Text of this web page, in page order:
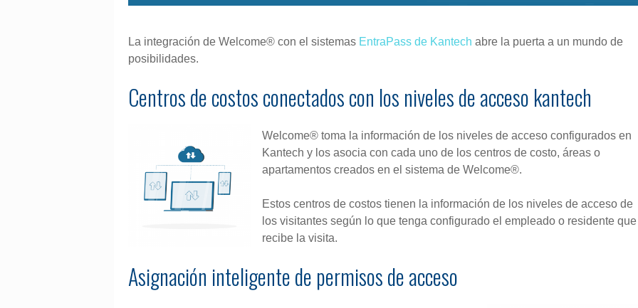
La integración de Welcome® con el sistemas EntraPass de Kantech abre la puerta a un mundo de
posibilidades.
Centros de costos conectados con los niveles de acceso kantech
Welcome® toma la información de los niveles de acceso configurados en
Kantech y los asocia con cada uno de los centros de costo, áreas o
apartamentos creados en el sistema de Welcome®.
Estos centros de costos tienen la información de los niveles de acceso de
los visitantes según lo que tenga configurado el empleado o residente que
recibe la visita.
Asignación inteligente de permisos de acceso